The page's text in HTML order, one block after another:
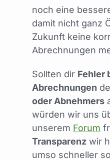
noch eine
damit nicht ganz
Zukunft keine
Abrechnungen
Sollten dir Fehler
Abrechnungen
oder Abnehmers
würden wir uns
unserem Forum
Transparenz wir
umso schneller